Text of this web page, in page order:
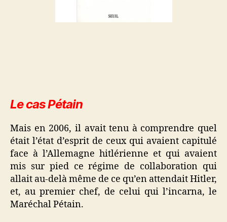
Le cas Pétain
Mais en 2006, il avait tenu à comprendre quel
était l’état d’esprit de ceux qui avaient capitulé
face à l’Allemagne hitlérienne et qui avaient
mis sur pied ce régime de collaboration qui
allait au-delà même de ce qu’en attendait Hitler,
et, au premier chef, de celui qui l’incarna, le
Maréchal Pétain.